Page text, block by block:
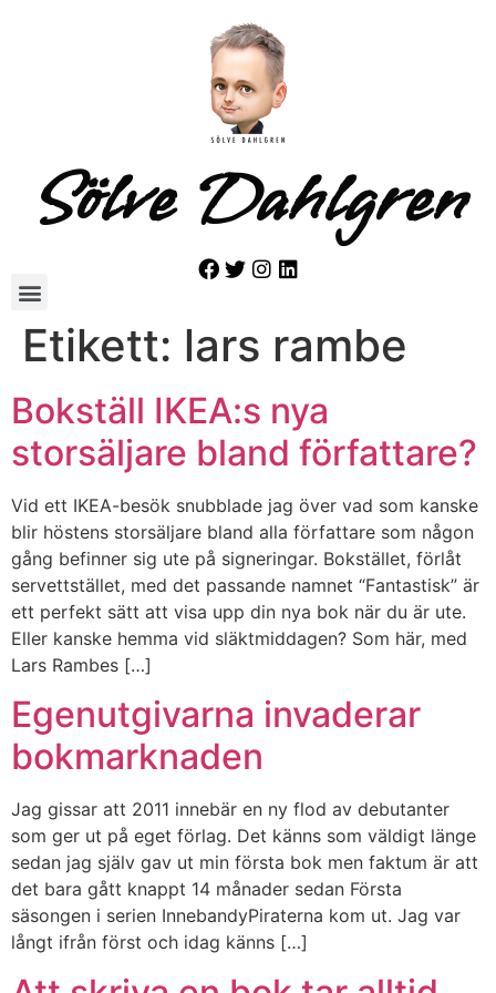
Sölve Dahlgren
Etikett: lars rambe
Bokställ IKEA:s nya
storsäljare bland författare?
Vid ett IKEA-besök snubblade jag över vad som kanske
blir höstens storsäljare bland alla författare som någon
gång befinner sig ute på signeringar. Bokstället, förlåt
servettstället, med det passande namnet “Fantastisk” är
ett perfekt sätt att visa upp din nya bok när du är ute.
Eller kanske hemma vid släktmiddagen? Som här, med
Lars Rambes […]
Egenutgivarna invaderar
bokmarknaden
Jag gissar att 2011 innebär en ny flod av debutanter
som ger ut på eget förlag. Det känns som väldigt länge
sedan jag själv gav ut min första bok men faktum är att
det bara gått knappt 14 månader sedan Första
säsongen i serien InnebandyPiraterna kom ut. Jag var
långt ifrån först och idag känns […]